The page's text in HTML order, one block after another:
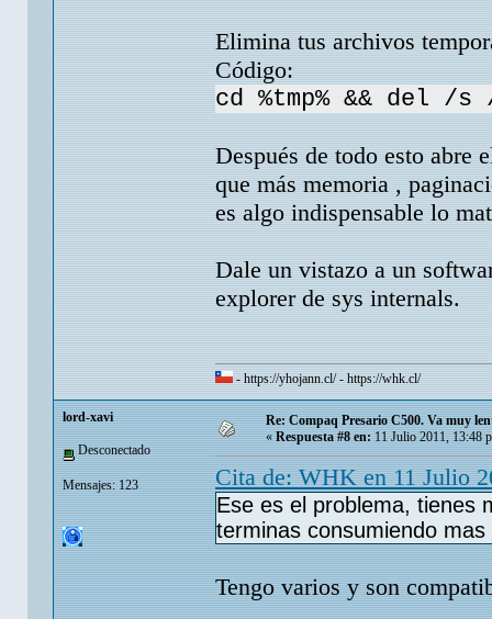
Elimina tus archivos
Código:
cd %tmp% && del
Después de todo esto abre
que más memoria ,
es algo indispensable lo
Dale un vistazo a un
explorer de sys internals.
- https://yhojann.cl/- https://whk.cl/
lord-xavi
Desconectado
Mensajes: 123
Re: Compaq Presario C500. Va muy
«Respuesta #8 en:11 Julio 2011, 13:48
Cita de: WHK en 11 Julio
Ese es el problema, tienes
terminas consumiendo
Tengo varios y son